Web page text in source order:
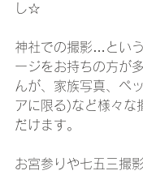
し☆
神社での撮影…とい
ージをお持ちの方が
んが、家族写真、ペ
アに限る)など様々な
だけます。
お宮参りや七五三撮